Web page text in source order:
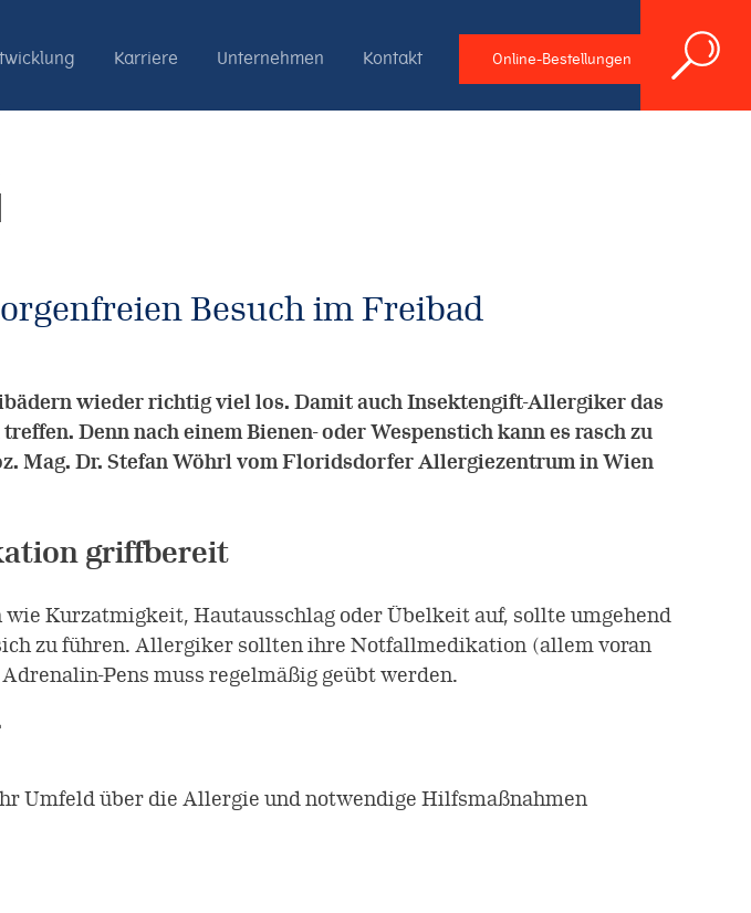
Karriere Unternehmen Kontakt Online-Bestellungen
Besuch im Freibad
wieder richtig viel los. Damit auch Insektengift-Allergiker das
Denn nach einem Bienen- oder Wespenstich kann es rasch zu
Mag. Dr. Stefan Wöhrl vom Floridsdorfer Allergiezentrum in Wien
griffbereit
Kurzatmigkeit, Hautausschlag oder Übelkeit auf, sollte umgehend
zu führen. Allergiker sollten ihre Notfallmedikation (allem voran
Pens muss regelmäßig geübt werden.
Umfeld über die Allergie und notwendige Hilfsmaßnahmen